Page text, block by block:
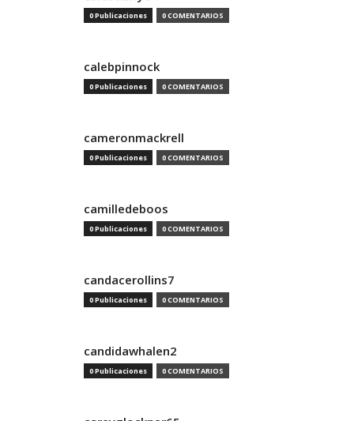
0 Publicaciones 0 COMENTARIOS
calebpinnock
0 Publicaciones 0 COMENTARIOS
cameronmackrell
0 Publicaciones 0 COMENTARIOS
camilledeboos
0 Publicaciones 0 COMENTARIOS
candacerollins7
0 Publicaciones 0 COMENTARIOS
candidawhalen2
0 Publicaciones 0 COMENTARIOS